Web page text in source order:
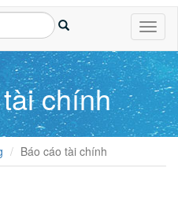
chính
Báo cáo tài chính